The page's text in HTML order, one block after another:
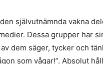
självutnämnda vakna
Dessa grupper har
dem säger, tycker och
som vågar!”. Absolut